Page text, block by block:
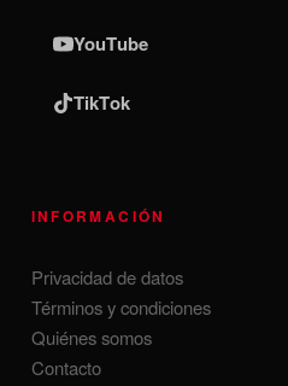
YouTube
TikTok
INFORMACIÓN
Privacidad de datos
Términos y condiciones
Quiénes somos
Contacto